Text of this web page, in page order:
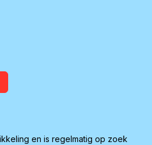
en is regelmatig op zoek